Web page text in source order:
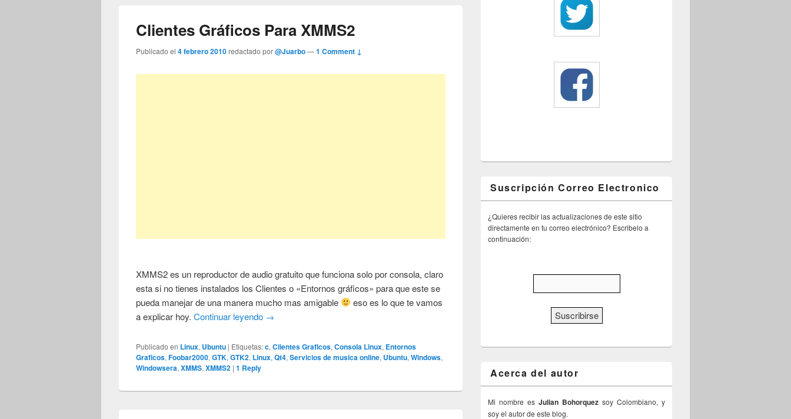
Clientes Gráficos Para XMMS2
Publicado el4 febrero 2010redactado por@Juarbo—1 Comment ↓
XMMS2 es un reproductor de audio gratuito que funciona solo por consola, claro
esta si no tienes instalados los Clientes o «Entornos gráficos» para que este se
pueda manejar de una manera mucho mas amigable
eso es lo que te vamos
a explicar hoy.Continuar leyendo →
Publicado en Linux, Ubuntu | Etiquetas:c,Clientes Graficos,Consola Linux, Entornos
Graficos,Foobar2000,GTK,GTK2, Linux,Qt4,Servicios de musica online, Ubuntu,Windows,
Windowsera,XMMS,XMMS2 |1 Reply
Suscripción Correo Electronico
¿Quieres recibir las actualizaciones de este sitio
directamente en tu correo electrónico? Escribelo a
continuación:
Acerca del autor
Mi nombre es Julian Bohorquez soy Colombiano, y
soy el autor de este blog.